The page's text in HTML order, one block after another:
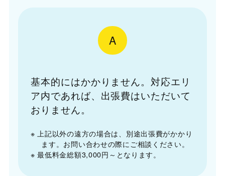
A
基本的にはかかりません。対応エリ
ア内であれば、出張費はいただいて
おりません。
※ 上記以外の遠方の場合は、別途出張費がかかり
ます。お問い合わせの際にご相談ください。
※ 最低料金総額3,000円～となります。